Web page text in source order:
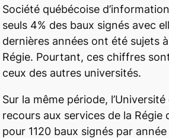
Société québécoise
seuls 4% des baux signés avec
dernières années ont été sujets
Régie. Pourtant, ces chiffres
ceux des autres universités.
Sur la même période,
recours aux services de la
pour 1120 baux signés par